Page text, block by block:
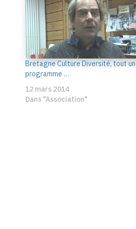
Bretagne Culture Diversité, tout un
programme …
12 mars 2014
Dans "Association"